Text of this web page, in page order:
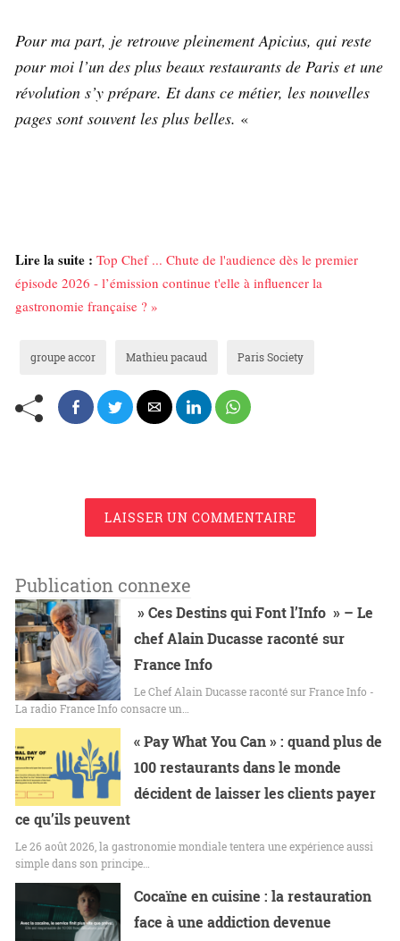
Pour ma part, je retrouve pleinement Apicius, qui reste
pour moi l’un des plus beaux restaurants de Paris et une
révolution s’y prépare. Et dans ce métier, les nouvelles
pages sont souvent les plus belles. «
Lire la suite : Top Chef ... Chute de l'audience dès le premier
épisode 2026 - l’émission continue t'elle à influencer la
gastronomie française ? »
groupe accor Mathieu pacaud Paris Society
LAISSER UN COMMENTAIRE
Publication connexe
» Ces Destins qui Font l’Info » – Le
chef Alain Ducasse raconté sur
France Info
Le Chef Alain Ducasse raconté sur France Info -
La radio France Info consacre un…
« Pay What You Can » : quand plus de
100 restaurants dans le monde
décident de laisser les clients payer
ce qu’ils peuvent
Le 26 août 2026, la gastronomie mondiale tentera une expérience aussi
simple dans son principe…
Cocaïne en cuisine : la restauration
face à une addiction devenue